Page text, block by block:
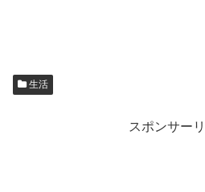
生活
スポンサー